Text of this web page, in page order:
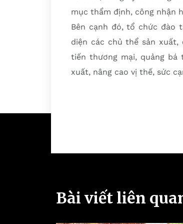
mục thẩm định, công nhận
Bên cạnh đó, tổ chức đào
diện các chủ thể sản xuất,
tiến thương mại, quảng
xuất, nâng cao vị thế, sức
Bài viết liên